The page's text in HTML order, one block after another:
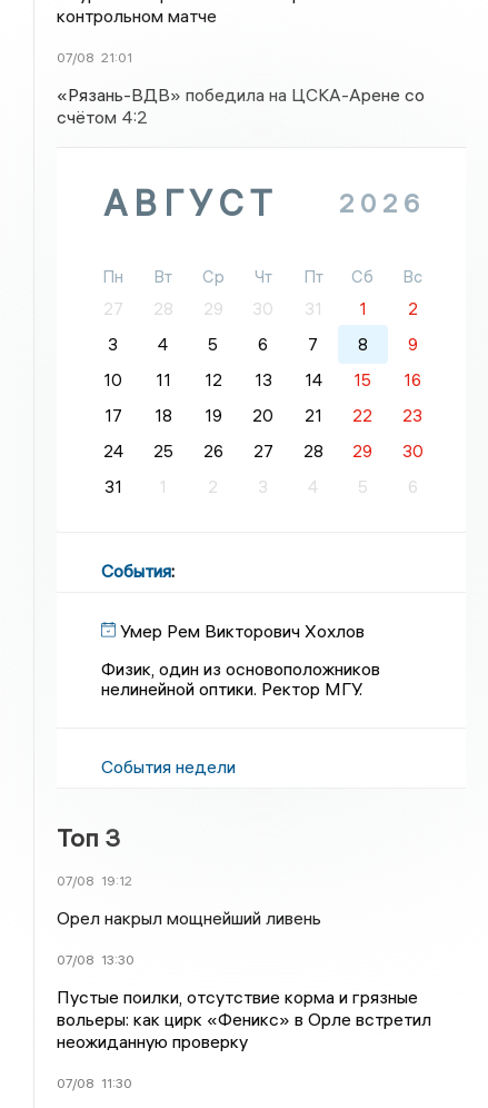
контрольном матче
07/08 21:01
«Рязань-ВДВ» победила на ЦСКА-Арене со
счётом 4:2
АВГУСТ 2026
Пн Вт Ср Чт Пт Сб
Вс
27
28 29 30 31 1
2
3
4 5 6 7 8
9
10
11 12 13 14 15
16
17
18 19 20 21 22
23
24
25 26 27 28 29
30
31
1 2 3 4 5 6
События:
Умер Рем Викторович Хохлов
Физик, один из основоположников
нелинейной оптики. Ректор МГУ.
События недели
Топ 3
07/08 19:12
Орел накрыл мощнейший ливень
07/08 13:30
Пустые поилки, отсутствие корма и грязные
вольеры: как цирк «Феникс» в Орле встретил
неожиданную проверку
07/08 11:30